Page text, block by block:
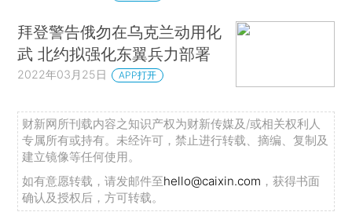
拜登警告俄勿在乌克兰动用化
武 北约拟强化东翼兵力部署
2022年03月25日 APP打开
财新网所刊载内容之知识产权为财新传媒及/或相关权利人
专属所有或持有。未经许可，禁止进行转载、摘编、复制及
建立镜像等任何使用。
如有意愿转载，请发邮件至hello@caixin.com ，获得书面
确认及授权后，方可转载。